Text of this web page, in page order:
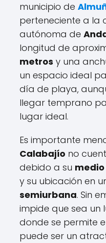
municipio de
perteneciente a la
autónoma de
longitud de
metros y una
un espacio ideal
día de playa,
llegar temprano
lugar ideal.
Es importante
Calabajío no
debido a su medio
y su ubicación en
semiurbana. Sin
impide que sea
donde se permite
puede ser un